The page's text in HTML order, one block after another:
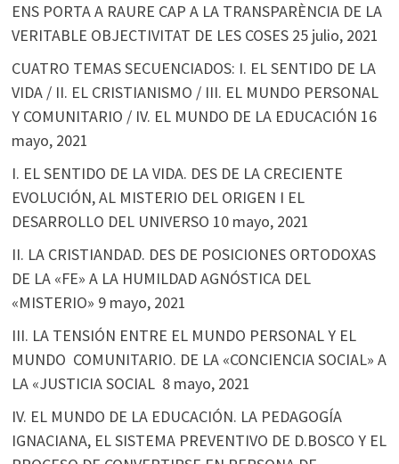
ENS PORTA A RAURE CAP A LA TRANSPARÈNCIA DE LA
VERITABLE OBJECTIVITAT DE LES COSES 25 julio, 2021
CUATRO TEMAS SECUENCIADOS: I. EL SENTIDO DE LA
VIDA / II. EL CRISTIANISMO / III. EL MUNDO PERSONAL
Y COMUNITARIO / IV. EL MUNDO DE LA EDUCACIÓN 16
mayo, 2021
I. EL SENTIDO DE LA VIDA. DES DE LA CRECIENTE
EVOLUCIÓN, AL MISTERIO DEL ORIGEN I EL
DESARROLLO DEL UNIVERSO 10 mayo, 2021
II. LA CRISTIANDAD. DES DE POSICIONES ORTODOXAS
DE LA «FE» A LA HUMILDAD AGNÓSTICA DEL
«MISTERIO» 9 mayo, 2021
III. LA TENSIÓN ENTRE EL MUNDO PERSONAL Y EL
MUNDO COMUNITARIO. DE LA «CONCIENCIA SOCIAL» A
LA «JUSTICIA SOCIAL 8 mayo, 2021
IV. EL MUNDO DE LA EDUCACIÓN. LA PEDAGOGÍA
IGNACIANA, EL SISTEMA PREVENTIVO DE D.BOSCO Y EL